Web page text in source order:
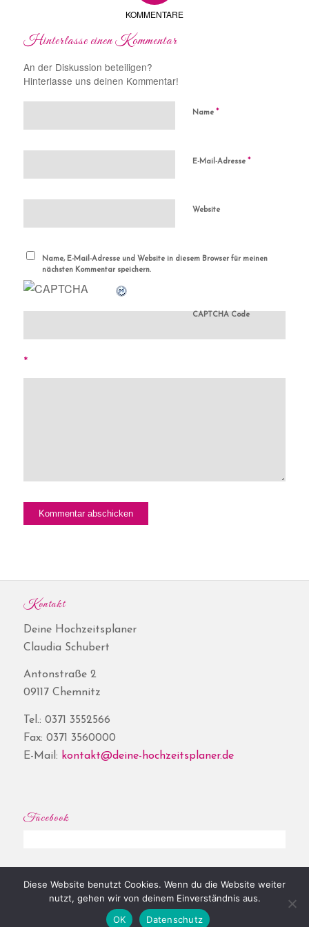
KOMMENTARE
Hinterlasse einen Kommentar
An der Diskussion beteiligen?
Hinterlasse uns deinen Kommentar!
Name *
E-Mail-Adresse *
Website
Name, E-Mail-Adresse und Website in diesem Browser für meinen
nächsten Kommentar speichern.
CAPTCHA Code
*
Kontakt
Deine Hochzeitsplaner
Claudia Schubert
Antonstraße 2
09117 Chemnitz
Tel.: 0371 3552566
Fax: 0371 3560000
E-Mail: kontakt@deine-hochzeitsplaner.de
Facebook
© Copyright - Deine Hochzeitsplaner® | Website byShore|Impressum|
Diese Website benutzt Cookies. Wenn du die Website weiter
nutzt, gehen wir von deinem Einverständnis aus.
OK
Datenschutz